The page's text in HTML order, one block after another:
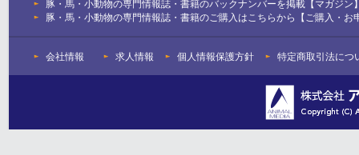
豚・馬・小動物の専門情報誌・書籍のバックナンバーを掲載【マガジン
豚・馬・小動物の専門情報誌・書籍のご購入はこちらから【ご購入・お
会社情報 求人情報 個人情報保護方針 特定商取引法につ